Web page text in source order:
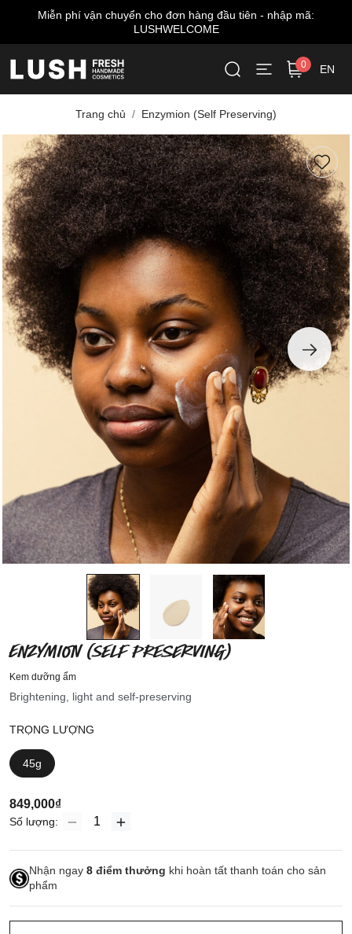
Miễn phí giao hàng cho đơn từ 999.000 VNĐ*
0 EN
Trang chủ Enzymion (Self Preserving)
ENZYMION (SELF PRESERVING)
Kem dưỡng ẩm
Brightening, light and self-preserving
TRỌNG LƯỢNG
45g
849,000₫
Số lượng:
Nhận ngay 8 điểm thưởng khi hoàn tất thanh toán cho sản
phẩm